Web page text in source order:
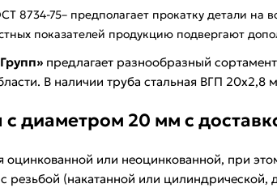
8734-75– предполагает прокатку детали
показателей продукцию подвергают
предлагает разнообразный
В наличии труба стальная ВГП 20х2,8
с диаметром 20 мм с
оцинкованной или неоцинкованной, при
резьбой (накатанной или